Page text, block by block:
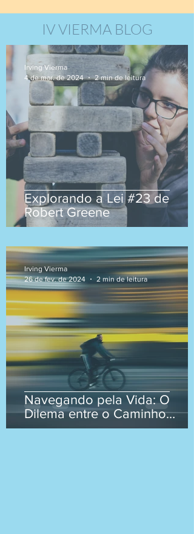
IV VIERMA BLOG
Explorando a Lei #23 de
Robert Greene
Irving Vierma
4 de mar. de 2024
2 min de leitura
Navegando pela Vida: O
Dilema entre o Caminho
Seguro e a Rota Rápida
Irving Vierma
26 de fev. de 2024
2 min de leitura